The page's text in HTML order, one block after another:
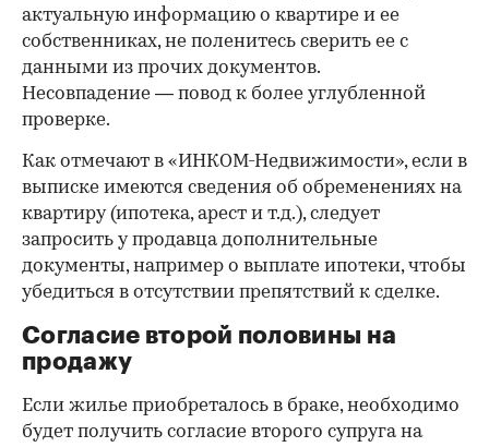
актуальную информацию о квартире и ее
собственниках, не поленитесь сверить ее с
данными из прочих документов.
Несовпадение — повод к более углубленной
проверке.
Как отмечают в «ИНКОМ-Недвижимости», если в
выписке имеются сведения об обременениях на
квартиру (ипотека, арест и т.д.), следует
запросить у продавца дополнительные
документы, например о выплате ипотеки, чтобы
убедиться в отсутствии препятствий к сделке.
Согласие второй половины на
продажу
Если жилье приобреталось в браке, необходимо
будет получить согласие второго супруга на